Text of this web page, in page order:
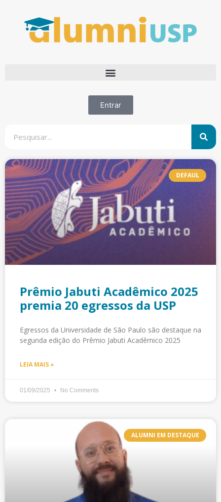
Entrar
DEFAUL
Prêmio Jabuti Acadêmico 2025
premia 20 egressos da USP
Egressos da Universidade de São Paulo são destaque na
segunda edição do Prêmio Jabuti Acadêmico 2025
LEIA MAIS »
01/09/2025 No Comments
ALUMNI EM DESTAQUE